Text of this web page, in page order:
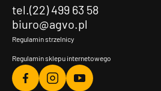
tel.(22) 499 63 58
biuro@agvo.pl
Regulamin strzelnicy
Regulamin sklepu internetowego
Agvo
Agvo
Agvo